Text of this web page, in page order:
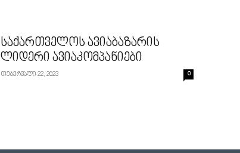
საქართველოს ავიაბაზარის
ლიდერი ავიაკომპანიები
თებერვალი 22, 2023 0